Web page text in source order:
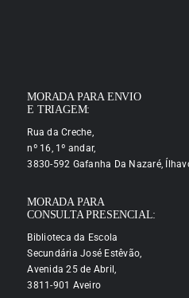
MORADA PARA ENVIO
E TRIAGEM:
Rua da Creche,
nº 16, 1º andar,
3830-592 Gafanha Da Nazaré,
MORADA PARA
CONSULTA PRESENCIAL:
Biblioteca da Escola
Secundária José Estêvão,
Avenida 25 de Abril,
3811-901 Aveiro